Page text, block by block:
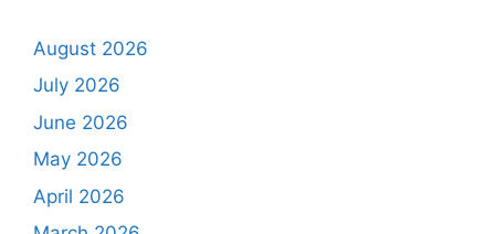
August 2026
July 2026
June 2026
May 2026
April 2026